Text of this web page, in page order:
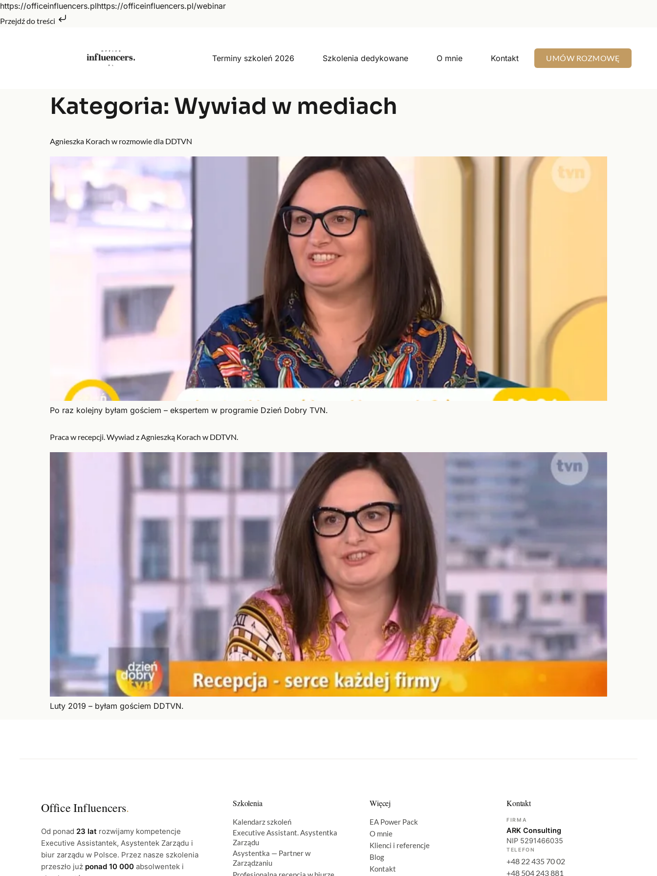
https://officeinfluencers.plhttps://officeinfluencers.pl/webinar
Przejdź do treści
Terminy szkoleń 2026 Szkolenia dedykowane O mnie Kontakt UMÓW ROZMOWĘ
Kategoria: Wywiad w mediach
Agnieszka Korach w rozmowie dla DDTVN
Po raz kolejny byłam gościem – ekspertem w programie Dzień Dobry TVN.
Praca w recepcji. Wywiad z Agnieszką Korach w DDTVN.
Luty 2019 – byłam gościem DDTVN.
Office Influencers.
Od ponad 23 lat rozwijamy kompetencje
Executive Assistantek, Asystentek Zarządu i
biur zarządu w Polsce. Przez nasze szkolenia
przeszło już ponad 10 000 absolwentek i
Szkolenia
Kalendarz szkoleń
Executive Assistant. Asystentka
Zarządu
Asystentka — Partner w
Zarządzaniu
Więcej
EA Power Pack
O mnie
Klienci i referencje
Blog
Kontakt
Kontakt
FIRMA
ARK Consulting
NIP 5291466035
TELEFON
+48 22 435 70 02
+48 504 243 881